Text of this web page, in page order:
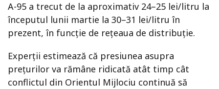
A-95 a trecut de la aproximativ 24–25 lei/litru la
începutul lunii martie la 30–31 lei/litru în
prezent, în funcție de rețeaua de distribuție.
Experții estimează că presiunea asupra
prețurilor va rămâne ridicată atât timp cât
conflictul din Orientul Mijlociu continuă să